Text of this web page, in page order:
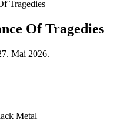
Tragedies
Of Tragedies
Mai 2026.
Metal